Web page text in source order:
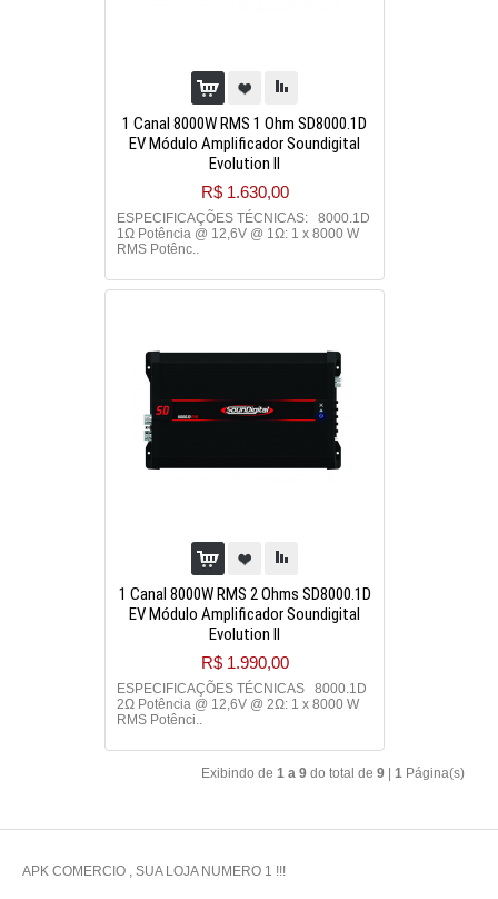
1 Canal 8000W RMS 1 Ohm SD8000.1D
EV Módulo Amplificador Soundigital
Evolution II
R$ 1.630,00
ESPECIFICAÇÕES TÉCNICAS: 8000.1D
1Ω Potência @ 12,6V @ 1Ω: 1 x 8000 W
RMS Potênc..
1 Canal 8000W RMS 2 Ohms SD8000.1D
EV Módulo Amplificador Soundigital
Evolution II
R$ 1.990,00
ESPECIFICAÇÕES TÉCNICAS 8000.1D
2Ω Potência @ 12,6V @ 2Ω: 1 x 8000 W
RMS Potênci..
Exibindo de 1 a 9 do total de 9 1 Página(s)
APK COMERCIO , SUA LOJA NUMERO 1 !!!